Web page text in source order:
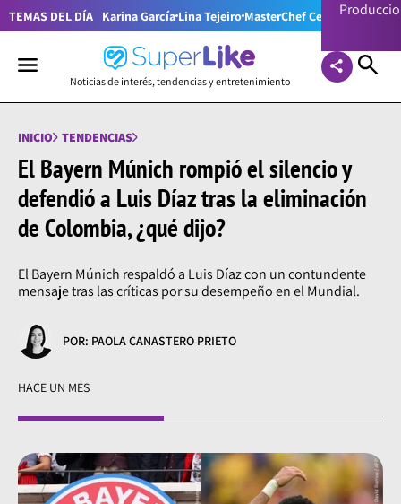
TEMAS DEL DÍA Karina García Lina Tejeiro MasterChef Celebrity
Noticias de interés, tendencias y entretenimiento
INICIO TENDENCIAS
El Bayern Múnich rompió el silencio y
defendió a Luis Díaz tras la eliminación
de Colombia, ¿qué dijo?
El Bayern Múnich respaldó a Luis Díaz con un contundente
mensaje tras las críticas por su desempeño en el Mundial.
POR: PAOLA CANASTERO PRIETO
HACE UN MES